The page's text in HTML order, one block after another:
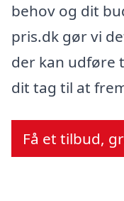
behov og dit
pris.dk gør vi
der kan udføre
dit tag til at
Få et tilbud,